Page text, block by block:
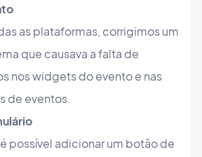
as plataformas, corrigimos um
que causava a falta de
nos widgets do evento e nas
de eventos.
possível adicionar um botão de